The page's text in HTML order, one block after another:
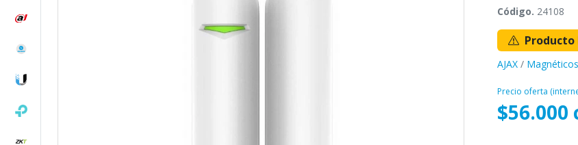
Código. 24108
AJAX / Magnéticos
Precio oferta
$56.000